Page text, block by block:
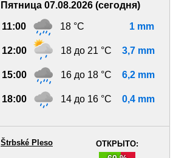
Пятница 07.08.2026 (сегодня)
11:00 18 °C 1 mm
12:00 18 до 21 °C 3,7 mm
15:00 16 до 18 °C 6,2 mm
18:00 14 до 16 °C 0,4 mm
ОТКРЫТО:
Štrbské Pleso